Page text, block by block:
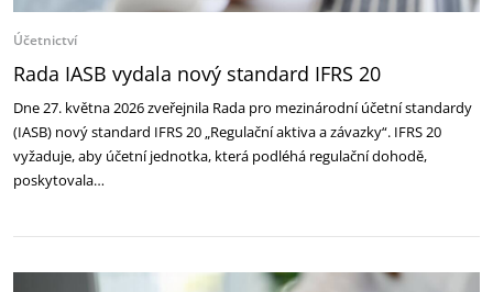
Účetnictví
Rada IASB vydala nový standard IFRS 20
Dne 27. května 2026 zveřejnila Rada pro mezinárodní účetní standardy
(IASB) nový standard IFRS 20 „Regulační aktiva a závazky“. IFRS 20
vyžaduje, aby účetní jednotka, která podléhá regulační dohodě,
poskytovala…